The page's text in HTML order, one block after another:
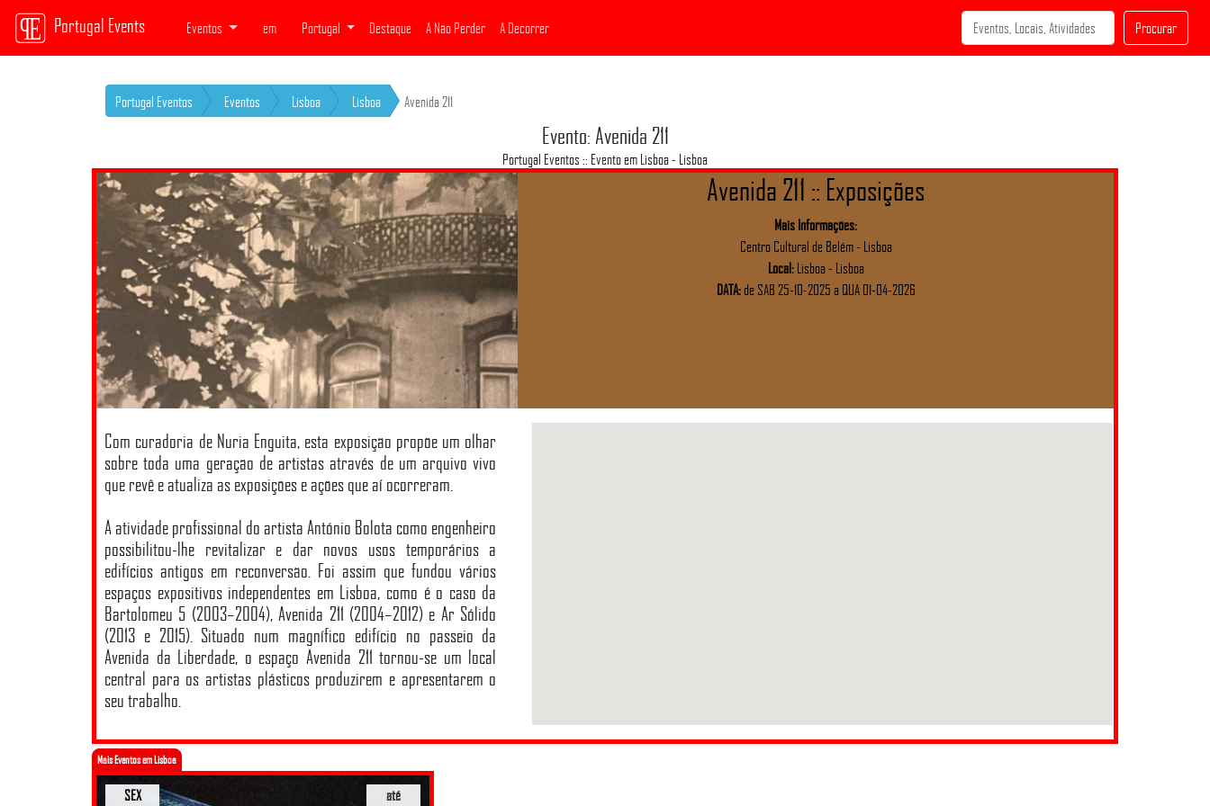
Portugal Events Eventos em Portugal Destaque A Não Perder A Decorrer Procurar
Portugal Eventos Eventos Lisboa Lisboa Avenida 211
Evento: Avenida 211
Portugal Eventos :: Evento em Lisboa - Lisboa
Avenida 211 :: Exposições
Mais Informações:
Centro Cultural de Belém - Lisboa
Local:Lisboa - Lisboa
DATA:de SAB 25-10-2025 a QUA 01-04-2026
Com curadoria de Nuria Enguita, esta exposição propõe um olhar
sobre toda uma geração de artistas através de um arquivo vivo
que revê e atualiza as exposições e ações que aí ocorreram.
A atividade profissional do artista António Bolota como engenheiro
possibilitou-lhe revitalizar e dar novos usos temporários a
edifícios antigos em reconversão. Foi assim que fundou vários
espaços expositivos independentes em Lisboa, como é o caso da
Bartolomeu 5 (2003–2004), Avenida 211 (2004–2012) e Ar Sólido
(2013 e 2015). Situado num magnífico edifício no passeio da
Avenida da Liberdade, o espaço Avenida 211 tornou-se um local
central para os artistas plásticos produzirem e apresentarem o
seu trabalho.
Mais Eventos em Lisboa
até
SEX